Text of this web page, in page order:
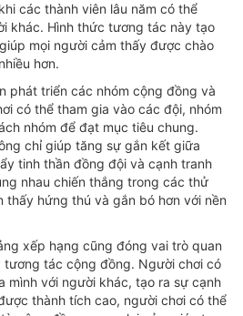
các thành viên lâu năm có thể
khác. Hình thức tương tác này tạo
mọi người cảm thấy được chào
hơn.
phát triển các nhóm cộng đồng và
có thể tham gia vào các đội, nhóm
nhóm để đạt mục tiêu chung.
chỉ giúp tăng sự gắn kết giữa
tinh thần đồng đội và cạnh tranh
nhau chiến thắng trong các thử
thấy hứng thú và gắn bó hơn với nền
xếp hạng cũng đóng vai trò quan
tác cộng đồng. Người chơi có
mình với người khác, tạo ra sự cạnh
thành tích cao, người chơi có thể